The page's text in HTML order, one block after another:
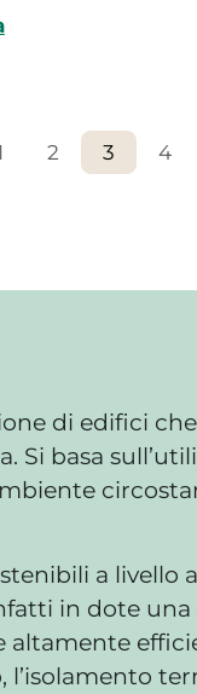
2 3 4
di edifici
Si basa
a
in dote
altamente